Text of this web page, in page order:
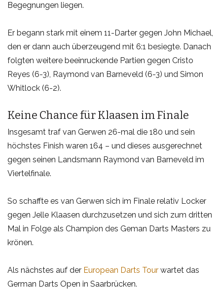
Begegnungen liegen.
Er begann stark mit einem 11-Darter gegen John Michael,
den er dann auch überzeugend mit 6:1 besiegte. Danach
folgten weitere beeinruckende Partien gegen Cristo
Reyes (6-3), Raymond van Barneveld (6-3) und Simon
Whitlock (6-2).
Keine Chance für Klaasen im Finale
Insgesamt traf van Gerwen 26-mal die 180 und sein
höchstes Finish waren 164 – und dieses ausgerechnet
gegen seinen Landsmann Raymond van Barneveld im
Viertelfinale.
So schaffte es van Gerwen sich im Finale relativ Locker
gegen Jelle Klaasen durchzusetzen und sich zum dritten
Mal in Folge als Champion des Geman Darts Masters zu
krönen.
Als nächstes auf der European Darts Tour wartet das
German Darts Open in Saarbrücken.